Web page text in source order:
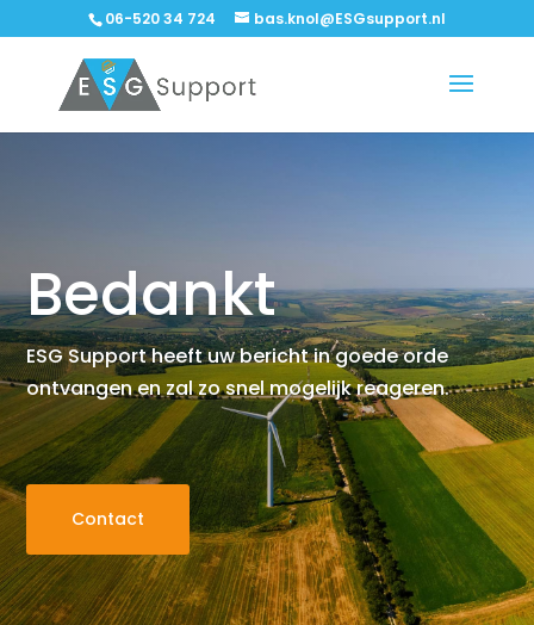
06-520 34 724 bas.knol@ESGsupport.nl
Bedankt
ESG Support heeft uw bericht in goede orde
ontvangen en zal zo snel mogelijk reageren.
Contact